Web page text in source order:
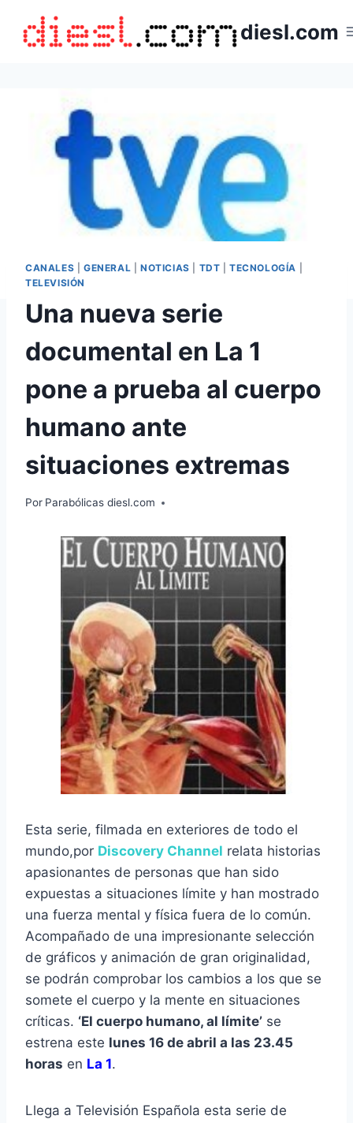
contenido
diesl.com
CANALES GENERAL NOTICIAS TDT |TECNOLOGÍA
TELEVISIÓN
Una nueva serie
documental en La 1
pone a prueba al cuerpo
humano ante
situaciones extremas
Por Parabólicas diesl.com
Esta serie, filmada en exteriores de todo el
mundo,por Discovery Channel relata historias
apasionantes de personas que han sido
expuestas a situaciones límite y han mostrado
una fuerza mental y física fuera de lo común.
Acompañado de una impresionante selección
de gráficos y animación de gran originalidad,
se podrán comprobar los cambios a los que se
somete el cuerpo y la mente en situaciones
críticas. ‘El cuerpo humano, al límite’ se
estrena este lunes 16 de abril a las 23.45
horas en La 1.
Llega a Televisión Española esta serie de